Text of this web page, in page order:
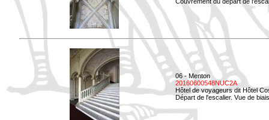
06 - Menton
20160600548NUC2A
Hôtel de voyageurs dit Hôtel
Départ de l'escalier. Vue de